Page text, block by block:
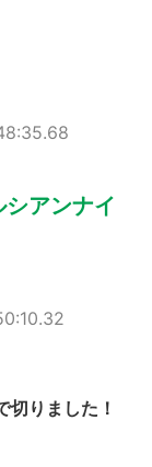
アンナイ
切りました！